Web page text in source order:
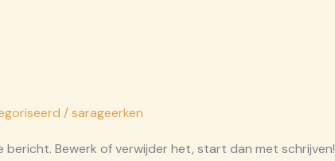
/sarageerken
bericht. Bewerk of verwijder het, start dan met schrijven!